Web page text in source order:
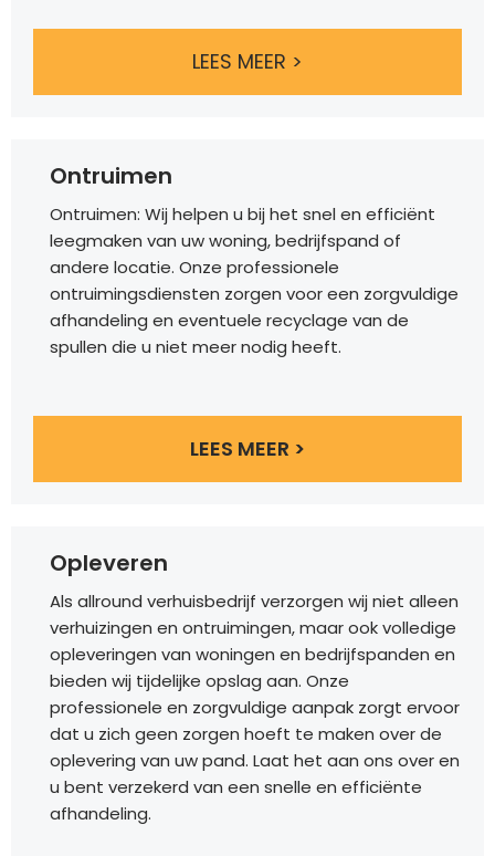
LEES MEER >
Ontruimen
Ontruimen: Wij helpen u bij het snel en efficiënt
leegmaken van uw woning, bedrijfspand of
andere locatie. Onze professionele
ontruimingsdiensten zorgen voor een zorgvuldige
afhandeling en eventuele recyclage van de
spullen die u niet meer nodig heeft.
LEES MEER >
Opleveren
Als allround verhuisbedrijf verzorgen wij niet alleen
verhuizingen en ontruimingen, maar ook volledige
opleveringen van woningen en bedrijfspanden en
bieden wij tijdelijke opslag aan. Onze
professionele en zorgvuldige aanpak zorgt ervoor
dat u zich geen zorgen hoeft te maken over de
oplevering van uw pand. Laat het aan ons over en
u bent verzekerd van een snelle en efficiënte
afhandeling.